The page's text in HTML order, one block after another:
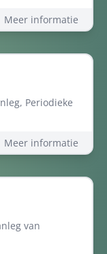
Meer informatie
Periodieke
Meer informatie
van